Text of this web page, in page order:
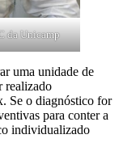
da Unicamp
uma unidade de
realizado
Se o diagnóstico for
para conter a
individualizado